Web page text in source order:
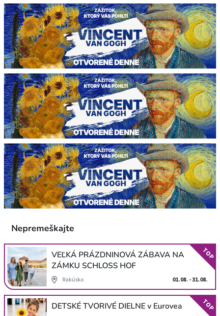
Nepremeškajte
VEĽKÁ PRÁZDNINOVÁ ZÁBAVA NA
ZÁMKU SCHLOSS HOF
Rakúsko 01.08. - 31.08.
TOP
DETSKÉ TVORIVÉ DIELNE v Eurovea TOP